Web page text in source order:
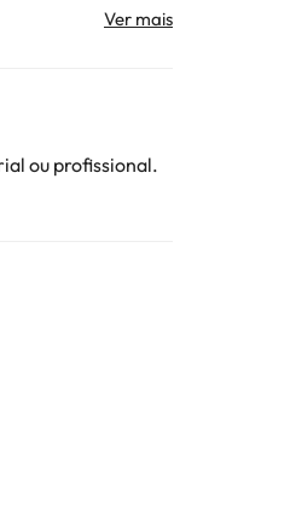
ou profissional.